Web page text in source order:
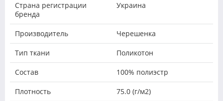
Страна регистрации
бренда
Украина
Производитель Черешенка
Тип ткани Поликотон
Состав 100% полиэстр
Плотность 75.0 (г/м2)